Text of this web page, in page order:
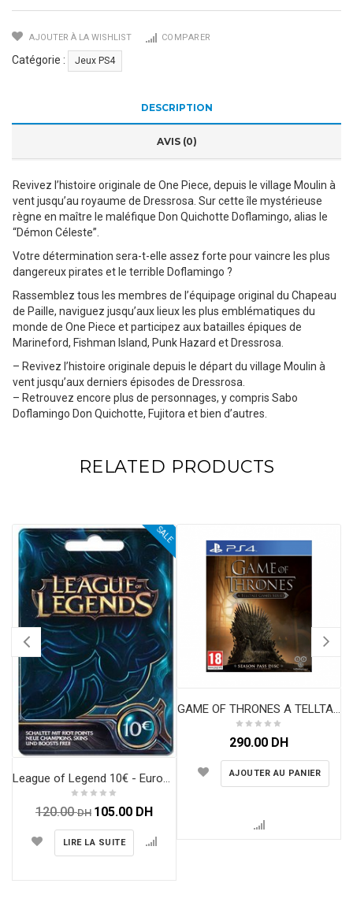
One
Pirate
Warriors
AJOUTER À LA WISHLIST COMPARER
Catégorie : Jeux PS4
DESCRIPTION
AVIS (0)
Revivez l’histoire originale de One Piece, depuis le village Moulin à
vent jusqu’au royaume de Dressrosa. Sur cette île mystérieuse
règne en maître le maléfique Don Quichotte Doflamingo, alias le
“Démon Céleste”.
Votre détermination sera-t-elle assez forte pour vaincre les plus
dangereux pirates et le terrible Doflamingo ?
Rassemblez tous les membres de l’équipage original du Chapeau
de Paille, naviguez jusqu’aux lieux les plus emblématiques du
monde de One Piece et participez aux batailles épiques de
Marineford, Fishman Island, Punk Hazard et Dressrosa.
– Revivez l’histoire originale depuis le départ du village Moulin à
vent jusqu’aux derniers épisodes de Dressrosa.
– Retrouvez encore plus de personnages, y compris Sabo
Doflamingo Don Quichotte, Fujitora et bien d’autres.
RELATED PRODUCTS
SALE
League of Legend 10€ - Europe France Au Maroc
120.00DH 105.00 DH
LIRE LA SUITE
290.00 DH
AJOUTER AU PANIER